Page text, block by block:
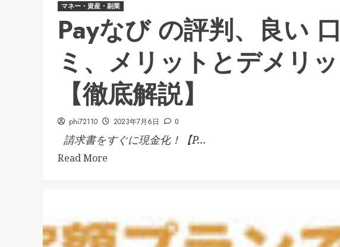
マネー・資産・副業
Payなび の評判、良い
ミ、メリットとデメリ
【徹底解説】
phi72110 2023年7月6日 0
請求書をすぐに現金化！【P...
Read More